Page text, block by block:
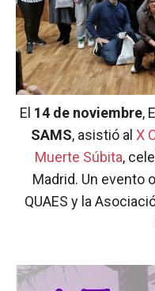
El 14 de noviembre,
SAMS, asistió al X
Muerte Súbita,
Madrid. Un evento
QUAES y la